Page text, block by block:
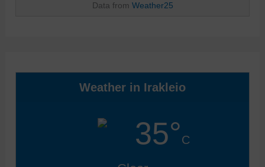
Data from Weather25
Weather in Irakleio
35°C